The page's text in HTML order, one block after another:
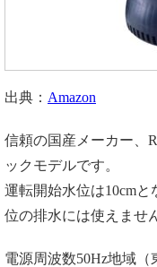
出典： Amazon
信頼の国産メーカー、
ックモデルです。
運転開始水位は10cm
位の排水には使えませ
電源周波数50Hz地域（